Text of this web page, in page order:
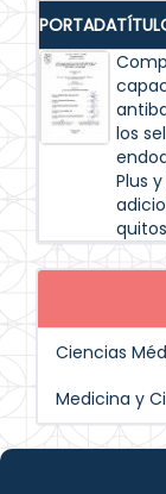
PORTADA
los
Plus
Ciencias
Medicina y